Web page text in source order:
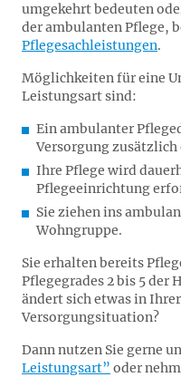
umgekehrt bedeuten
der ambulanten Pflege,
Pflegesachleistungen.
Möglichkeiten für eine
Leistungsart sind:
Ein ambulanter
Versorgung
Ihre Pflege wird
Pflegeeinrichtung
Sie ziehen ins
Wohngruppe.
Sie erhalten bereits
Pflegegrades 2 bis 5 der
ändert sich etwas in
Versorgungsituation?
Dann nutzen Sie gerne
Leistungsart” oder